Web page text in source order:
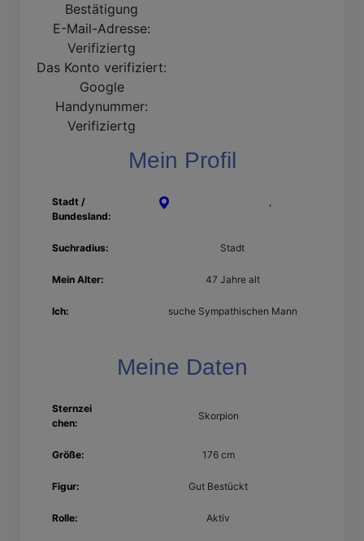
Bestätigung
E-Mail-Adresse:
Verifiziertg
Das Konto verifiziert:
Google
Handynummer:
Verifiziertg
Mein Profil
Stadt /
Bundesland:
,
Suchradius: Stadt
Mein Alter: 47 Jahre alt
Ich: suche Sympathischen Mann
Meine Daten
Sternzei
chen:
Skorpion
Größe: 176 cm
Figur: Gut Bestückt
Rolle: Aktiv